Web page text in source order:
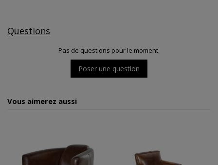
Questions
Pas de questions pour le moment.
Poser une question
Vous aimerez aussi